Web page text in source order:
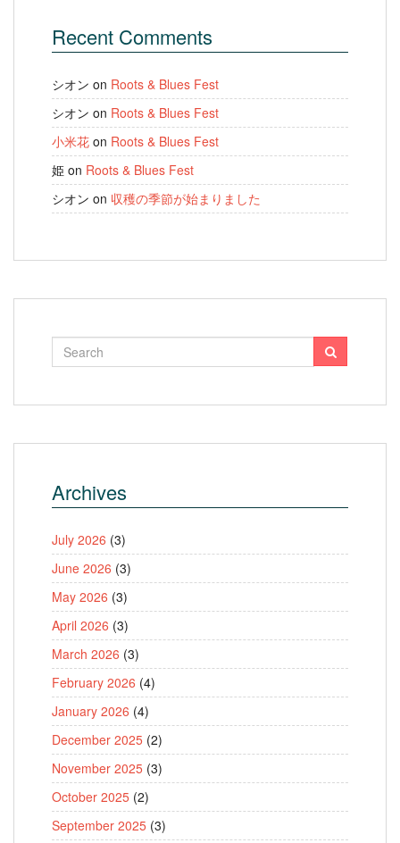
Recent Comments
シオン on Roots & Blues Fest
シオン on Roots & Blues Fest
小米花 on Roots & Blues Fest
姫 on Roots & Blues Fest
シオン on 収穫の季節が始まりました
Archives
July 2026 (3)
June 2026 (3)
May 2026 (3)
April 2026 (3)
March 2026 (3)
February 2026 (4)
January 2026 (4)
December 2025 (2)
November 2025 (3)
October 2025 (2)
September 2025 (3)